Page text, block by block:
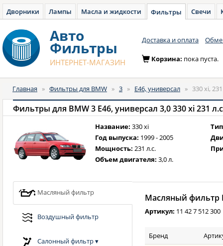
Дворники Лампы Масла и жидкости Фильтры Свечи
Авто
Фильтры
ИНТЕРНЕТ-МАГАЗИН
Доставка и оплата
Корзина: пока пуста.
Главная » Фильтры для BMW » 3 » E46, универсал » 330 xi,
Фильтры для BMW 3 E46, универсал 3,0 330 xi 231
Название: 330 xi
Год выпуска: 1999 - 2005
Мощность: 231 л.с.
Объем двигателя: 3,0 л.
Масляный фильтр
Воздушный фильтр
Салонный фильтр▾
Масляный фильтр
Артикул: 11 42 7 512 300
Бренд